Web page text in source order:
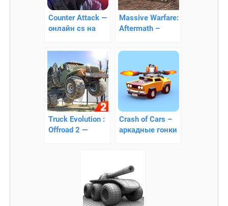
Counter Attack —
онлайн cs на
Massive Warfare:
Aftermath –
танковые
Truck Evolution :
Offroad 2 —
Crash of Cars –
аркадные гонки